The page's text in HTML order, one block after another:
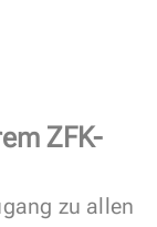
ZFK-
zu allen